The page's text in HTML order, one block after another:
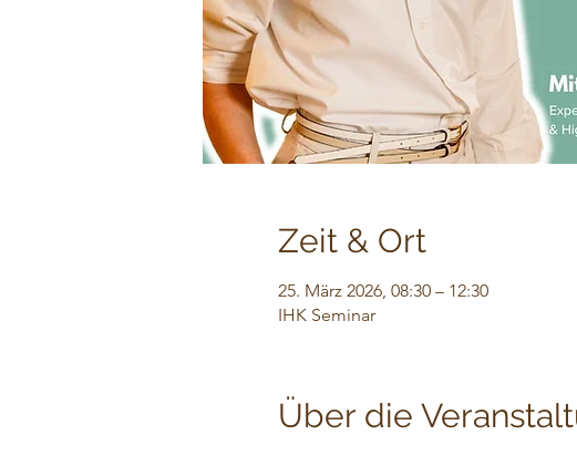
Zeit & Ort
25. März 2026, 08:30 – 12:30
IHK Seminar
Über die